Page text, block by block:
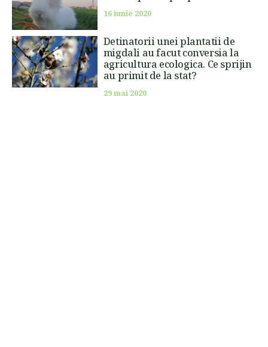
16 iunie 2020
Detinatorii unei plantatii de
migdali au facut conversia la
agricultura ecologica. Ce sprijin
au primit de la stat?
29 mai 2020